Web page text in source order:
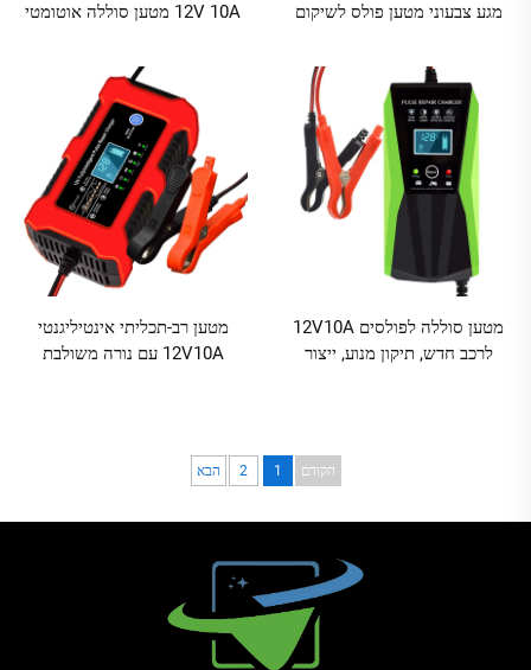
מגע צבעוני מטען פולס לשיקום
12V 10A מטען סוללה אוטומטי
GEL
מטען סוללה לפולסים 12V10A
לרכב חדש, תיקון מנוע, ייצור
מטען רב-תכליתי אינטיליגנטי
12V10A עם נורה משולבת
הקודם 1
2 הבא